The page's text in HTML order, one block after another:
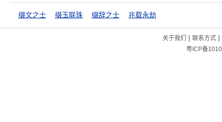
缀文之士 缀玉联珠 缀辞之士 兆载永劫
关于我们 | 联系方式|
粤ICP备